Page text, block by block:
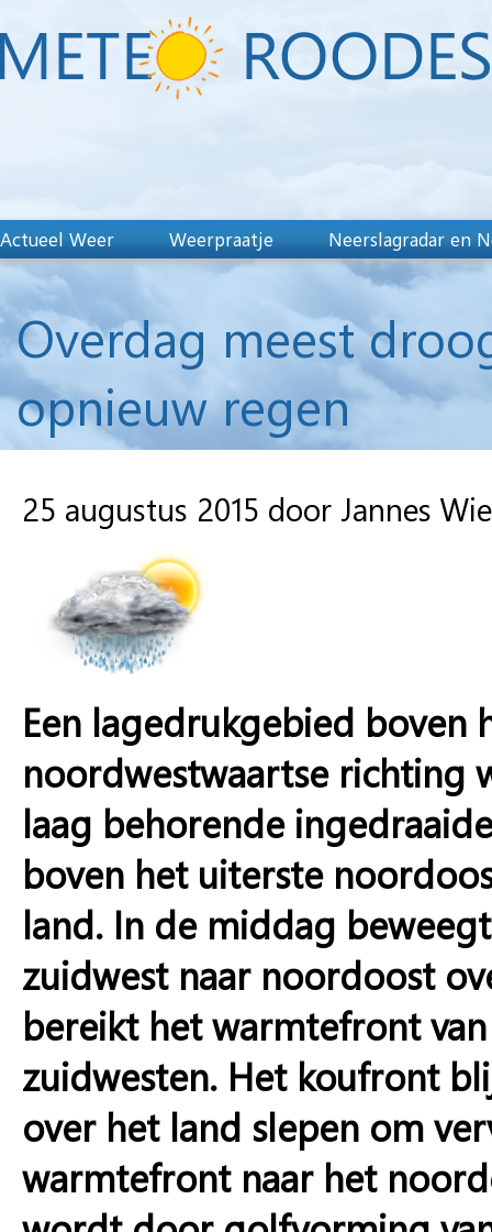
Actueel Weer Weerpraatje Neerslagradar en
Overdag meest
opnieuw regen
25 augustus 2015 door Jannes
Een lagedrukgebied
noordwestwaartse richting
laag behorende
boven het uiterste
land. In de middag
zuidwest naar noordoost
bereikt het warmtefront
zuidwesten. Het koufront
over het land slepen om
warmtefront naar het